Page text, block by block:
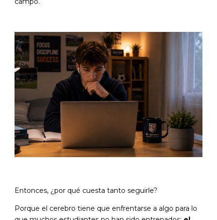
Entonces, ¿por qué cuesta tanto seguirle?
Porque el cerebro tiene que enfrentarse a algo para lo